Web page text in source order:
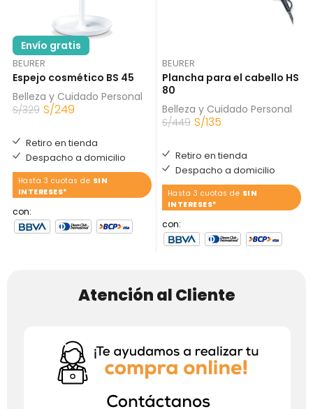
Envío gratis
BEURER
Espejo cosmético BS 45
Belleza y Cuidado Personal
S/329 S/249
Retiro en tienda
Despacho a domicilio
Hasta 3 cuotas de SIN
INTERESES*
con:
BEURER
Plancha para el cabello HS
80
Belleza y Cuidado Personal
S/449 S/135
Retiro en tienda
Despacho a domicilio
Hasta 3 cuotas de SIN
INTERESES*
con:
Atención al Cliente